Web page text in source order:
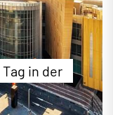
etliche
des neuen
in der